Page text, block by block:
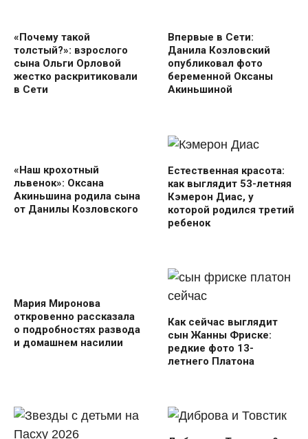
«Почему такой
толстый?»: взрослого
сына Ольги Орловой
жестко раскритиковали
в Сети
Впервые в Сети:
Данила Козловский
опубликовал фото
беременной Оксаны
Акиньшиной
«Наш крохотный
львенок»: Оксана
Акиньшина родила сына
от Данилы Козловского
Естественная красота:
как выглядит 53-летняя
Кэмерон Диас, у
которой родился третий
ребенок
Мария Миронова
откровенно рассказала
о подробностях развода
и домашнем насилии
Как сейчас выглядит
сын Жанны Фриске:
редкие фото 13-
летнего Платона